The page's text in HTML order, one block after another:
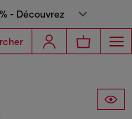
- Découvrez